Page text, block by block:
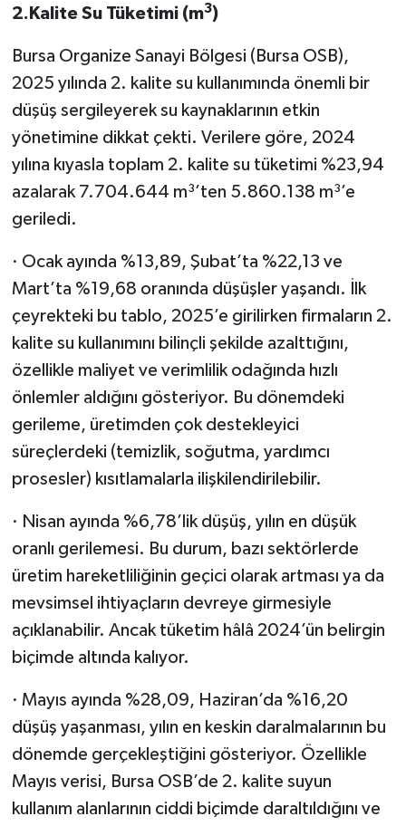
2.Kalite Su Tüketimi (m3)
Bursa Organize Sanayi Bölgesi (Bursa OSB),
2025 yılında 2. kalite su kullanımında önemli bir
düşüş sergileyerek su kaynaklarının etkin
yönetimine dikkat çekti. Verilere göre, 2024
yılına kıyasla toplam 2. kalite su tüketimi %23,94
azalarak 7.704.644 m³’ten 5.860.138 m³’e
geriledi.
· Ocak ayında %13,89, Şubat’ta %22,13 ve
Mart’ta %19,68 oranında düşüşler yaşandı. İlk
çeyrekteki bu tablo, 2025’e girilirken firmaların 2.
kalite su kullanımını bilinçli şekilde azalttığını,
özellikle maliyet ve verimlilik odağında hızlı
önlemler aldığını gösteriyor. Bu dönemdeki
gerileme, üretimden çok destekleyici
süreçlerdeki (temizlik, soğutma, yardımcı
prosesler) kısıtlamalarla ilişkilendirilebilir.
· Nisan ayında %6,78’lik düşüş, yılın en düşük
oranlı gerilemesi. Bu durum, bazı sektörlerde
üretim hareketliliğinin geçici olarak artması ya da
mevsimsel ihtiyaçların devreye girmesiyle
açıklanabilir. Ancak tüketim hâlâ 2024’ün belirgin
biçimde altında kalıyor.
· Mayıs ayında %28,09, Haziran’da %16,20
düşüş yaşanması, yılın en keskin daralmalarının bu
dönemde gerçekleştiğini gösteriyor. Özellikle
Mayıs verisi, Bursa OSB’de 2. kalite suyun
kullanım alanlarının ciddi biçimde daraltıldığını ve